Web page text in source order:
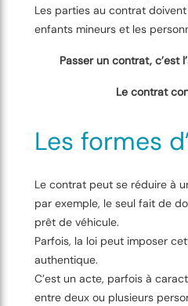
Les parties au contrat
enfants mineurs et les
Passer un contrat, c’est
Le contrat
Les formes
Le contrat peut se réduire à
par exemple, le seul fait de
prêt de véhicule.
Parfois, la loi peut imposer
authentique.
C’est un acte, parfois à
entre deux ou plusieurs